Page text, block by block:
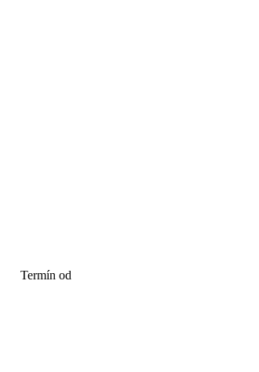
Termín od